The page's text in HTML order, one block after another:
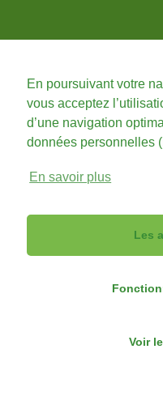
En poursuivant votre
vous acceptez
d’une navigation
données personnelles
En savoir plus
Les
Voir